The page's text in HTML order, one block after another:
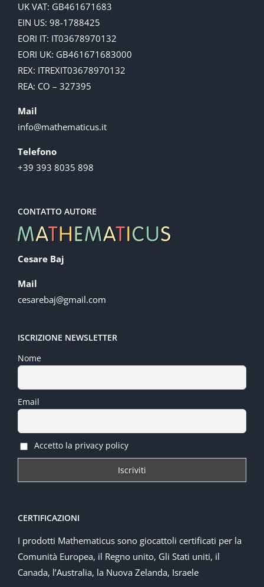
UK VAT: GB461671683
EIN US: 98-1788425
EORI IT: IT03678970132
EORI UK: GB461671683000
REX: ITREXIT03678970132
REA: CO – 327395
Mail
info@mathematicus.it
Telefono
+39 393 8035 898
CONTATTO AUTORE
Cesare Baj
Mail
cesarebaj@gmail.com
ISCRIZIONE NEWSLETTER
Nome
Email
Accetto la privacy policy
CERTIFICAZIONI
I prodotti Mathematicus sono giocattoli certificati per la
Comunità Europea, il Regno unito, Gli Stati uniti, il
Canada, l’Australia, la Nuova Zelanda, Israele